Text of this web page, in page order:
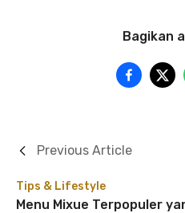
Bagikan
Tips & Lifestyle
Menu Mixue Terpopuler
Previous Article